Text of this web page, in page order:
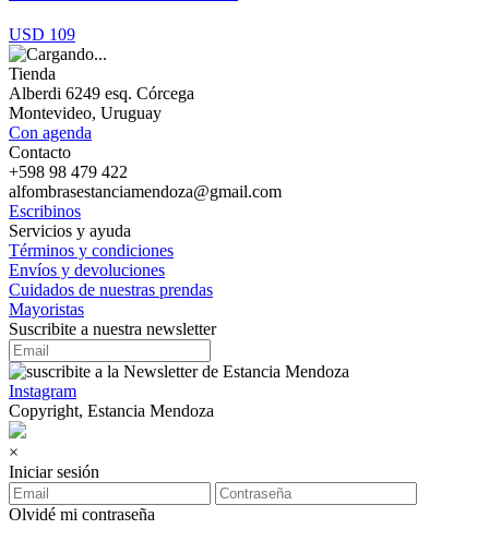
USD 109
Tienda
Alberdi 6249 esq. Córcega
Montevideo, Uruguay
Con agenda
Contacto
+598 98 479 422
alfombrasestanciamendoza@gmail.com
Escribinos
Servicios y ayuda
Términos y condiciones
Envíos y devoluciones
Cuidados de nuestras prendas
Mayoristas
Suscribite a nuestra newsletter
Instagram
Copyright, Estancia Mendoza
×
Iniciar sesión
Olvidé mi contraseña